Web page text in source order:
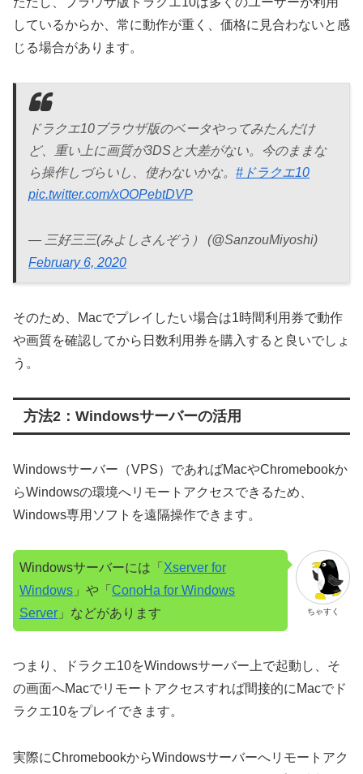
しているからか、常に動作が重く、価格に見合わないと感
じる場合があります。
ドラクエ10ブラウザ版のベータやってみたんだけ
ど、重い上に画質が3DSと大差がない。今のままな
ら操作しづらいし、使わないかな。 #ドラクエ10
pic.twitter.com/xOOPebtDVP
— 三好三三(みよしさんぞう） (@SanzouMiyoshi)
February 6, 2020
そのため、Macでプレイしたい場合は1時間利用券で動作
や画質を確認してから日数利用券を購入すると良いでしょ
う。
方法2：Windowsサーバーの活用
Windowsサーバー（VPS）であればMacやChromebookか
らWindowsの環境へリモートアクセスできるため、
Windows専用ソフトを遠隔操作できます。
ちゃすく
Windowsサーバーには「 Xserver for
Windows 」や「 ConoHa for Windows
Server 」などがあります
つまり、ドラクエ10をWindowsサーバー上で起動し、そ
の画面へMacでリモートアクセスすれば間接的にMacでド
ラクエ10をプレイできます。
実際にChromebookからWindowsサーバーへリモートアク